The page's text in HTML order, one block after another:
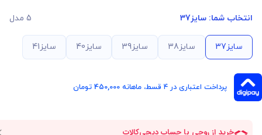
انتخاب شما: سایز37 5 مدل
سایز37 سایز38 سایز39 سایز40 سایز41
پرداخت اعتباری در ۴ قسط، ماهانه 450,000 تومان